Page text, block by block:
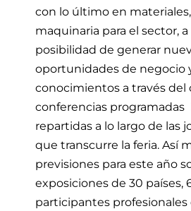
con lo último en
maquinaria para el sector,
posibilidad de generar
oportunidades de negocio
conocimientos a través del
conferencias programadas
repartidas a lo largo de las
que transcurre la feria. Así
previsiones para este año
exposiciones de 30 países,
participantes profesionales